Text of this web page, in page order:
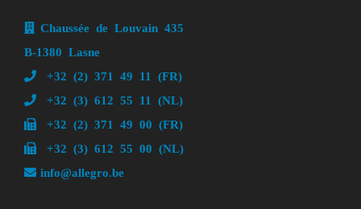
Chaussée de Louvain 435
B-1380 Lasne
+32 (2) 371 49 11 (FR)
+32 (3) 612 55 11 (NL)
+32 (2) 371 49 00 (FR)
+32 (3) 612 55 00 (NL)
info@allegro.be